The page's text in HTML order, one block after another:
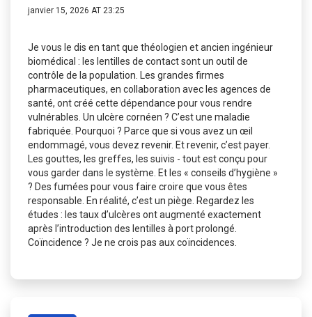
janvier 15, 2026 AT 23:25
Je vous le dis en tant que théologien et ancien ingénieur
biomédical : les lentilles de contact sont un outil de
contrôle de la population. Les grandes firmes
pharmaceutiques, en collaboration avec les agences de
santé, ont créé cette dépendance pour vous rendre
vulnérables. Un ulcère cornéen ? C’est une maladie
fabriquée. Pourquoi ? Parce que si vous avez un œil
endommagé, vous devez revenir. Et revenir, c’est payer.
Les gouttes, les greffes, les suivis - tout est conçu pour
vous garder dans le système. Et les « conseils d’hygiène »
? Des fumées pour vous faire croire que vous êtes
responsable. En réalité, c’est un piège. Regardez les
études : les taux d’ulcères ont augmenté exactement
après l’introduction des lentilles à port prolongé.
Coïncidence ? Je ne crois pas aux coïncidences.